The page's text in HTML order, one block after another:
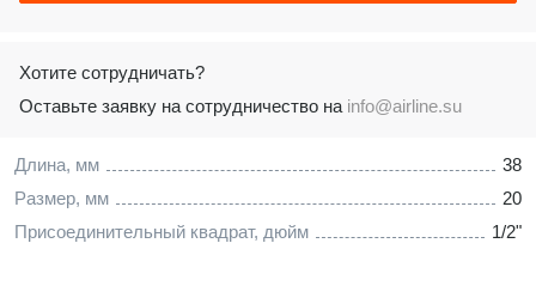
Длина, мм
38
Размер, мм
20
Присоединительный квадрат, дюйм
1/2"
Хотите сотрудничать?
Оставьте заявку на сотрудничество на info@airline.su